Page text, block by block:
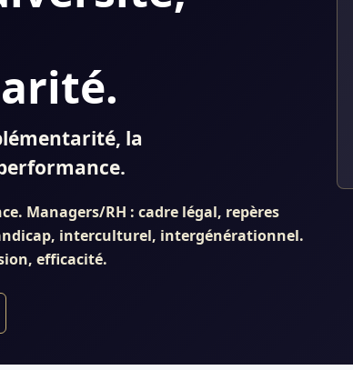
la
Managers/RH : cadre légal, repères
interculturel, intergénérationnel.
efficacité.